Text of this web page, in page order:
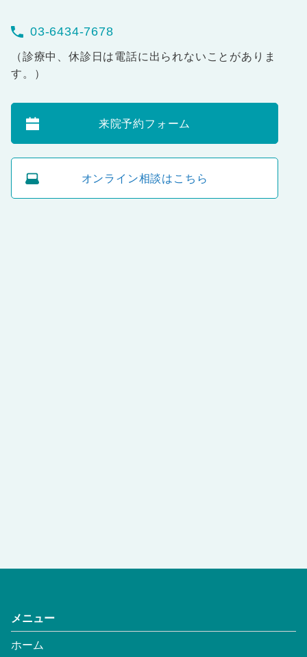
03-6434-7678
（診療中、休診日は電話に出られないことがありま
す。）
来院予約フォーム
オンライン相談はこちら
メニュー
ホーム